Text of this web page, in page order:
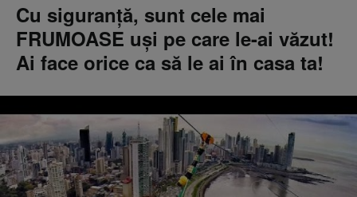
Cu siguranță, sunt cele mai
FRUMOASE uși pe care le-ai văzut!
Ai face orice ca să le ai în casa ta!